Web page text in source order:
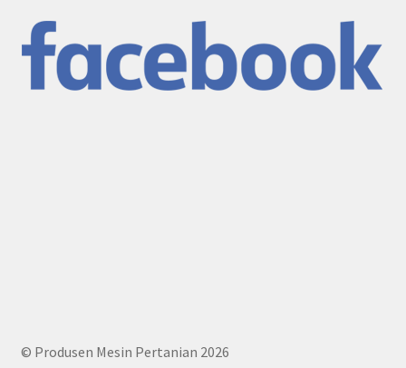
© Produsen Mesin Pertanian 2026